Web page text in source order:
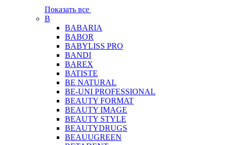
Показать все
B
BABARIA
BABOR
BABYLISS PRO
BANDI
BAREX
BATISTE
BE NATURAL
BE-UNI PROFESSIONAL
BEAUTY FORMAT
BEAUTY IMAGE
BEAUTY STYLE
BEAUTYDRUGS
BEAUUGREEN